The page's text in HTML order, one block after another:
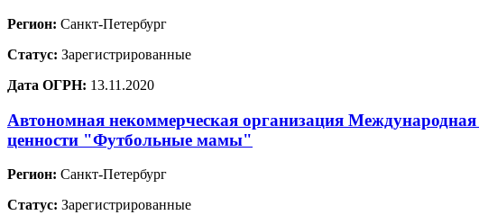
Регион: Санкт-Петербург
Статус: Зарегистрированные
Дата ОГРН: 13.11.2020
Автономная некоммерческая организация
ценности "Футбольные мамы"
Регион: Санкт-Петербург
Статус: Зарегистрированные